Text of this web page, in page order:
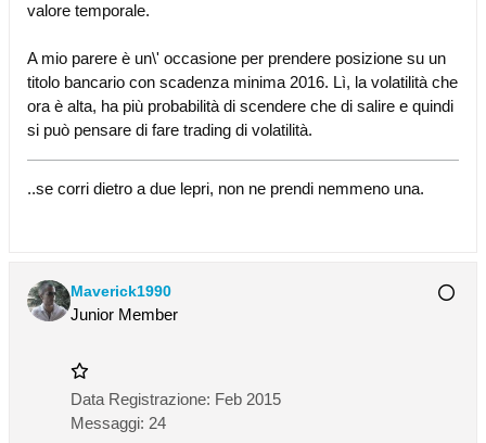
valore temporale.
A mio parere è un\' occasione per prendere posizione su un
titolo bancario con scadenza minima 2016. Lì, la volatilità che
ora è alta, ha più probabilità di scendere che di salire e quindi
si può pensare di fare trading di volatilità.
..se corri dietro a due lepri, non ne prendi nemmeno una.
Maverick1990
Junior Member
Data Registrazione: Feb 2015
Messaggi: 24